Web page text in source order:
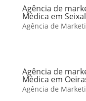
Agência de
Médica em Seixal
Agência de
Agência de
Médica em
Agência de